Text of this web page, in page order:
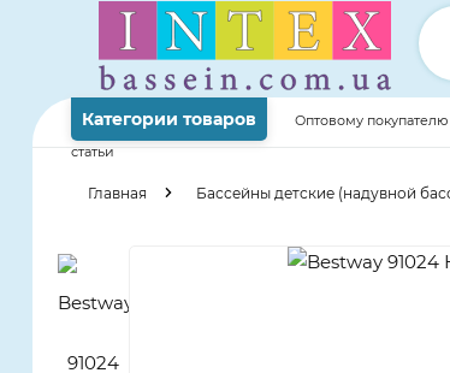
Категории товаров Оптовому покупателю
статьи
Главная Бассейны детские (надувной